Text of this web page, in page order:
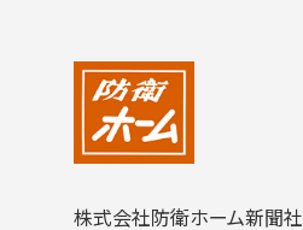
株式会社防衛ホーム新聞社